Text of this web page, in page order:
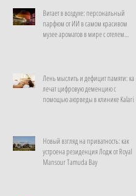
Витает в воздухе: персональный
парфюм от ИИ в самом красивом
музее ароматов в мире с отелем
Лень мыслить и дефицит памяти: как
лечат цифровую деменцию с
помощью аюрведы в клинике Kalari
Новый взгляд на приватность: как
устроена резиденция Лодж от Royal
Mansour Tamuda Bay